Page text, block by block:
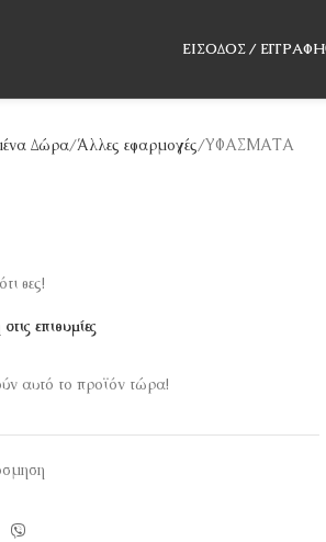
ΕΊΣΟΔΟΣ / ΕΓΓΡΑΦΉ
Δώρα Άλλες εφαρμογές ΥΦΑΣΜΑΤΑ
θες!
επιθυμίες
αυτό το προϊόν τώρα!